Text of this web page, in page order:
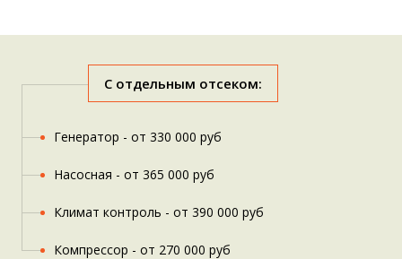
С отдельным отсеком:
Генератор - от 330 000 руб
Насосная - от 365 000 руб
Климат контроль - от 390 000 руб
Компрессор - от 270 000 руб